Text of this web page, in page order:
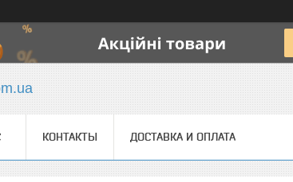
КОНТАКТЫ ДОСТАВКА И ОПЛАТА